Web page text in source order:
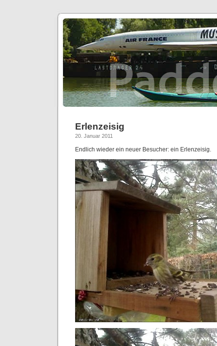
Erlenzeisig
20. Januar 2011
Endlich wieder ein neuer Besucher: ein Erlenzeisig.